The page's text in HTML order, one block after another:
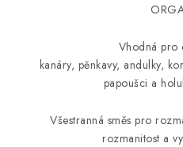
Vhodná pro
kanáry, pěnkavy, andulky,
papoušci a
Všestranná směs pro
rozmanitost a